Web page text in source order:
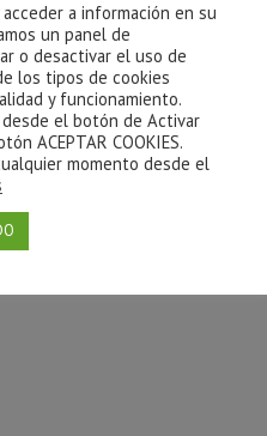
a información en su
un panel de
o desactivar el uso de
los tipos de cookies
y funcionamiento.
el botón de Activar
ACEPTAR COOKIES.
momento desde el